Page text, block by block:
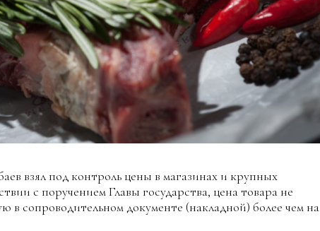
взял под контроль цены в магазинах и крупных
с поручением Главы государства, цена товара не
в сопроводительном документе (накладной) более чем на